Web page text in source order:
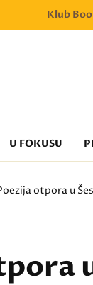
Klub
U FOKUSU
otpora u